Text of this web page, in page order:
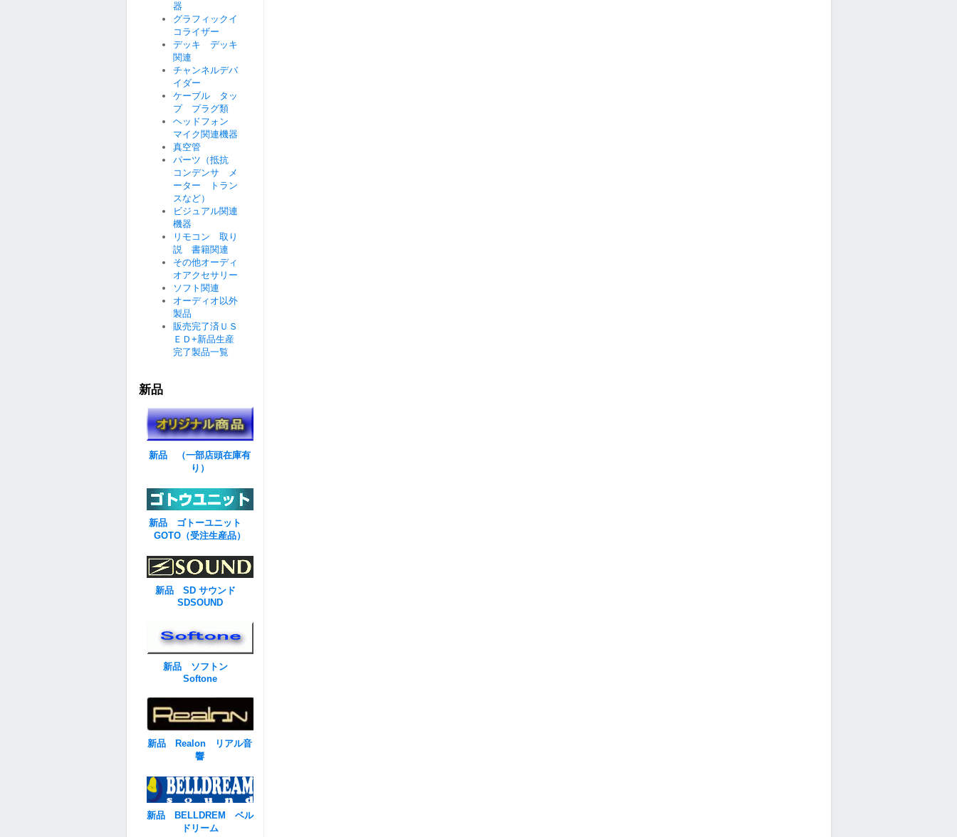
器
グラフィックイ
コライザー
デッキ デッキ
関連
チャンネルデバ
イダー
ケーブル タッ
プ プラグ類
ヘッドフォン
マイク関連機器
真空管
パーツ（抵抗
コンデンサ メ
ーター トラン
スなど）
ビジュアル関連
機器
リモコン 取り
説 書籍関連
その他オーディ
オアクセサリー
ソフト関連
オーディオ以外
製品
販売完了済ＵＳ
ＥＤ+新品生産
完了製品一覧
新品
新品 （一部店頭在庫有
り）
新品 ゴトーユニット
GOTO（受注生産品）
新品 SD サウンド
SDSOUND
新品 ソフトン
Softone
新品 Realon リアル音
響
新品 BELLDREM ベル
ドリーム